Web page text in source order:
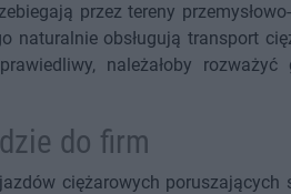
przez tereny
naturalnie obsługują transport
należałoby
do firm
ciężarowych